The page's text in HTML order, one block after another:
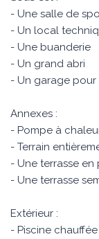
- Une salle de
- Un local
- Une buanderie
- Un grand abri
- Un garage
Annexes :
- Pompe à
- Terrain
- Une terrasse
- Une terrasse
Extérieur :
- Piscine chauffée